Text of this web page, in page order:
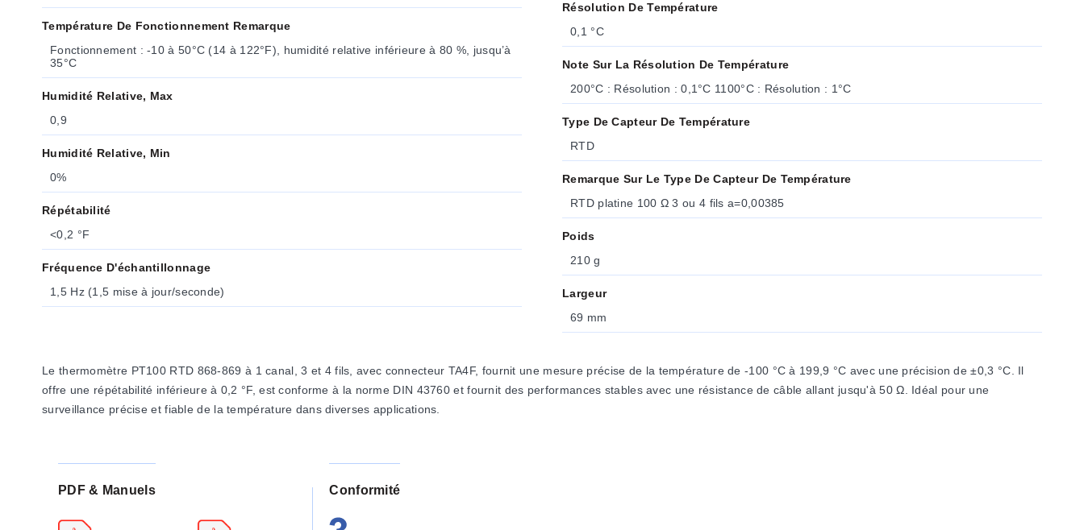
Température De Fonctionnement Remarque
Fonctionnement : -10 à 50°C (14 à 122°F), humidité relative inférieure à 80 %, jusqu’à
35°C
Humidité Relative, Max
0,9
Humidité Relative, Min
0%
Répétabilité
<0,2 °F
Fréquence D'échantillonnage
1,5 Hz (1,5 mise à jour/seconde)
Résolution De Température
0,1 °C
Note Sur La Résolution De Température
200°C : Résolution : 0,1°C 1100°C : Résolution : 1°C
Type De Capteur De Température
RTD
Remarque Sur Le Type De Capteur De Température
RTD platine 100 Ω 3 ou 4 fils a=0,00385
Poids
210 g
Largeur
69 mm
Le thermomètre PT100 RTD 868-869 à 1 canal, 3 et 4 fils, avec connecteur TA4F, fournit une mesure précise de la température de -100 °C à 199,9 °C avec une précision de ±0,3 °C. Il
offre une répétabilité inférieure à 0,2 °F, est conforme à la norme DIN 43760 et fournit des performances stables avec une résistance de câble allant jusqu'à 50 Ω. Idéal pour une
surveillance précise et fiable de la température dans diverses applications.
PDF & Manuels Conformité